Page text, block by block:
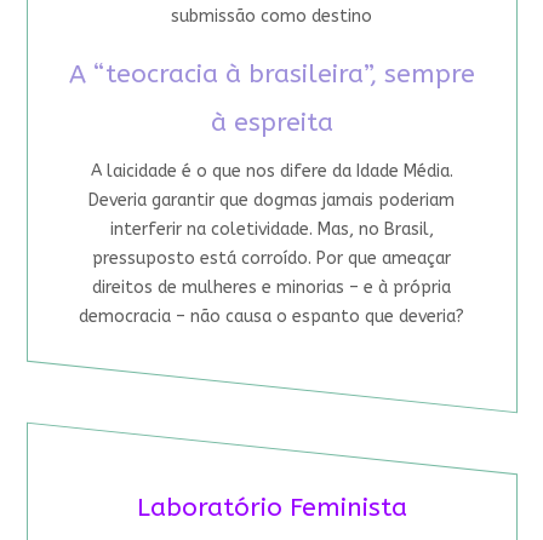
submissão como destino
A “teocracia à brasileira”, sempre
à espreita
A laicidade é o que nos difere da Idade Média.
Deveria garantir que dogmas jamais poderiam
interferir na coletividade. Mas, no Brasil,
pressuposto está corroído. Por que ameaçar
direitos de mulheres e minorias – e à própria
democracia – não causa o espanto que deveria?
Laboratório Feminista